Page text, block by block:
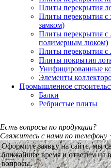
Плиты перекрытия
Плиты перекрытия с
замком)
Плиты перекрытия
полимерным люком)
Плиты перекрытия с
Плиты покрытия
Унифицированные
Элементы
Промышленное
Балки
Ребристые плиты
Есть вопросы по продукции?
Свяжитесь с нами по телефону
Оформите заявку на сайте, мы
ближайшее время и ответим на
вопросы.